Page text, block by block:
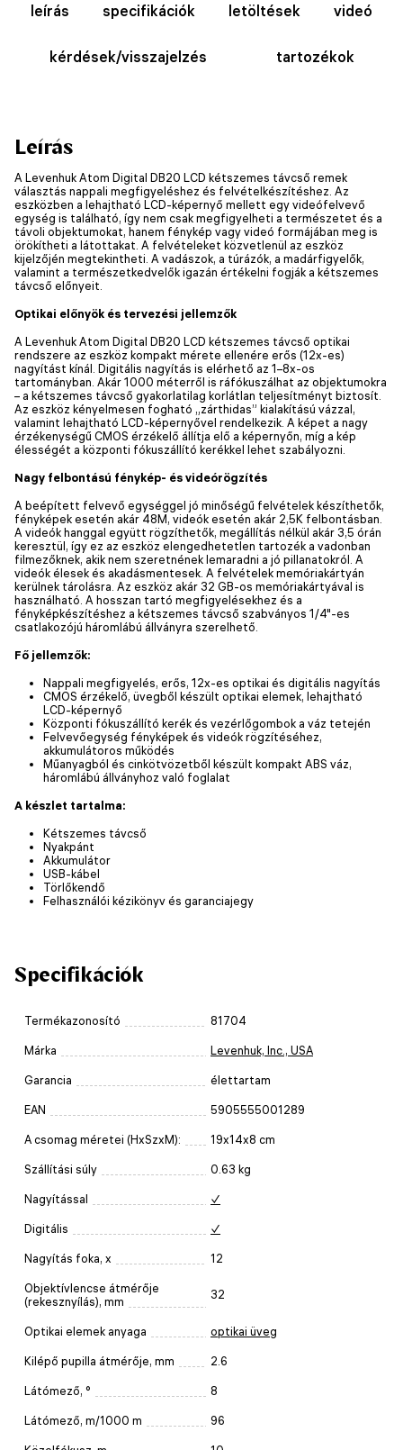
leírás specifikációk letöltések videó
kérdések/visszajelzés tartozékok
Leírás
A Levenhuk Atom Digital DB20 LCD kétszemes távcső remek
választás nappali megfigyeléshez és felvételkészítéshez. Az
eszközben a lehajtható LCD-képernyő mellett egy videófelvevő
egység is található, így nem csak megfigyelheti a természetet és a
távoli objektumokat, hanem fénykép vagy videó formájában meg is
örökítheti a látottakat. A felvételeket közvetlenül az eszköz
kijelzőjén megtekintheti. A vadászok, a túrázók, a madárfigyelők,
valamint a természetkedvelők igazán értékelni fogják a kétszemes
távcső előnyeit.
Optikai előnyök és tervezési jellemzők
A Levenhuk Atom Digital DB20 LCD kétszemes távcső optikai
rendszere az eszköz kompakt mérete ellenére erős (12x-es)
nagyítást kínál. Digitális nagyítás is elérhető az 1–8x-os
tartományban. Akár 1000 méterről is ráfókuszálhat az objektumokra
– a kétszemes távcső gyakorlatilag korlátlan teljesítményt biztosít.
Az eszköz kényelmesen fogható „zárthidas” kialakítású vázzal,
valamint lehajtható LCD-képernyővel rendelkezik. A képet a nagy
érzékenységű CMOS érzékelő állítja elő a képernyőn, míg a kép
élességét a központi fókuszállító kerékkel lehet szabályozni.
Nagy felbontású fénykép- és videórögzítés
A beépített felvevő egységgel jó minőségű felvételek készíthetők,
fényképek esetén akár 48M, videók esetén akár 2,5K felbontásban.
A videók hanggal együtt rögzíthetők, megállítás nélkül akár 3,5 órán
keresztül, így ez az eszköz elengedhetetlen tartozék a vadonban
filmezőknek, akik nem szeretnének lemaradni a jó pillanatokról. A
videók élesek és akadásmentesek. A felvételek memóriakártyán
kerülnek tárolásra. Az eszköz akár 32 GB-os memóriakártyával is
használható. A hosszan tartó megfigyelésekhez és a
fényképkészítéshez a kétszemes távcső szabványos 1/4"-es
csatlakozójú háromlábú állványra szerelhető.
Fő jellemzők:
Nappali megfigyelés, erős, 12x-es optikai és digitális nagyítás
CMOS érzékelő, üvegből készült optikai elemek, lehajtható
LCD-képernyő
Központi fókuszállító kerék és vezérlőgombok a váz tetején
Felvevőegység fényképek és videók rögzítéséhez,
akkumulátoros működés
Műanyagból és cinkötvözetből készült kompakt ABS váz,
háromlábú állványhoz való foglalat
A készlet tartalma:
Kétszemes távcső
Nyakpánt
Akkumulátor
USB-kábel
Törlőkendő
Felhasználói kézikönyv és garanciajegy
Specifikációk
Termékazonosító 81704
Márka Levenhuk, Inc., USA
Garancia élettartam
EAN 5905555001289
A csomag méretei (HxSzxM): 19x14x8 cm
Szállítási súly 0.63 kg
Nagyítással ✓
Digitális ✓
Nagyítás foka, x 12
Objektívlencse átmérője
(rekesznyílás), mm
32
Optikai elemek anyaga optikai üveg
Kilépő pupilla átmérője, mm 2.6
Látómező, ° 8
Látómező, m/1000 m 96